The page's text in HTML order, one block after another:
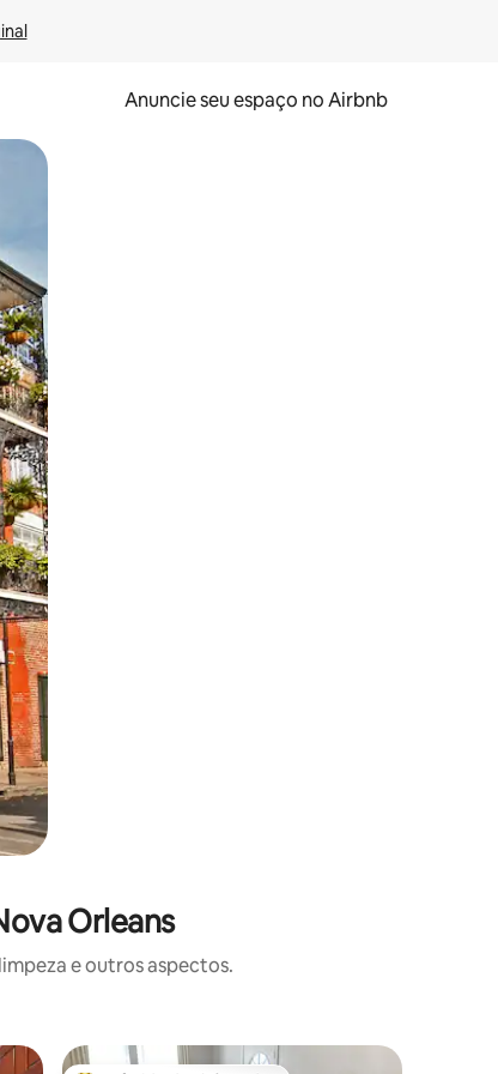
Anuncie seu espaço no Airbnb
o dedo na tela.
Orleans
e outros aspectos.